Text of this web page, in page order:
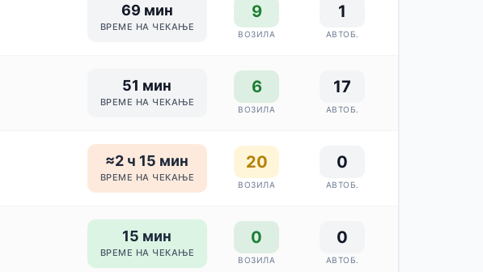
69 мин
ВРЕМЕ НА ЧЕКАЊЕ
9
ВОЗИЛА
1
АВТОБ.
51 мин
ВРЕМЕ НА ЧЕКАЊЕ
6
ВОЗИЛА
17
АВТОБ.
≈2 ч 15 мин
ВРЕМЕ НА ЧЕКАЊЕ
20
ВОЗИЛА
0
АВТОБ.
15 мин
ВРЕМЕ НА ЧЕКАЊЕ
0
ВОЗИЛА
0
АВТОБ.